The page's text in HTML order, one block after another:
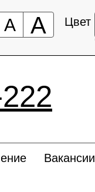
А А Цвет
Вакансии